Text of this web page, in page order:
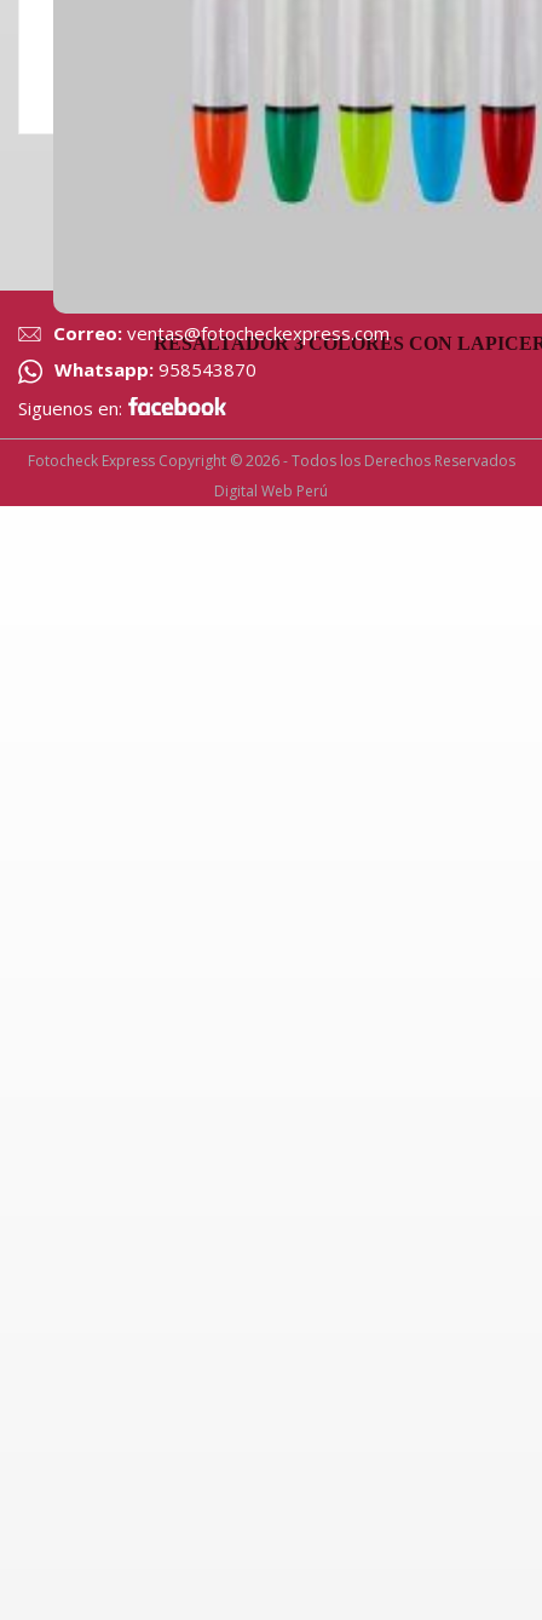
RESALTADOR 3 COLORES CON
Correo: ventas@fotocheckexpress.com
Whatsapp: 958543870
Siguenos en:
Fotocheck Express Copyright © 2026 - Todos los Derechos Reservados
Digital Web Perú